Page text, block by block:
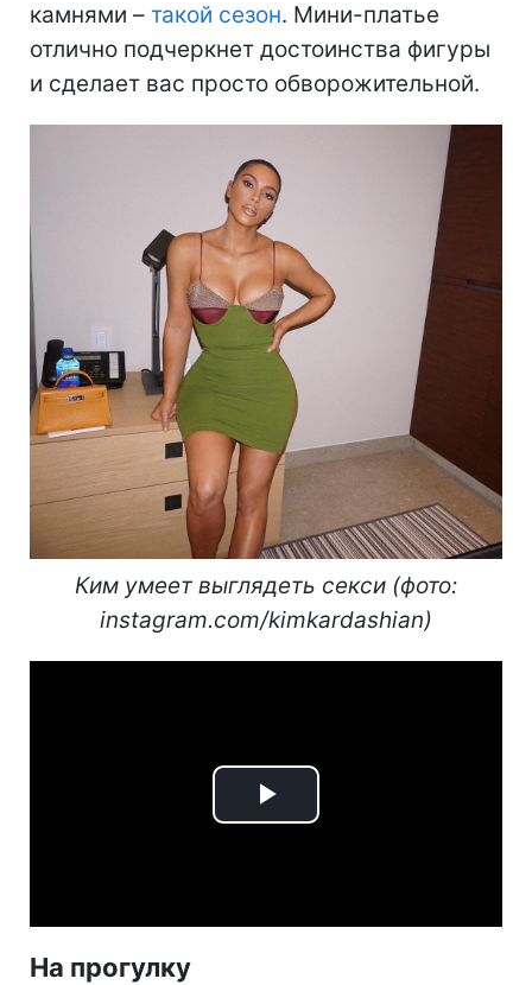
камнями – такой сезон. Мини-платье
отлично подчеркнет достоинства фигуры
и сделает вас просто обворожительной.
Ким умеет выглядеть секси (фото:
instagram.com/kimkardashian)
Play
На прогулку